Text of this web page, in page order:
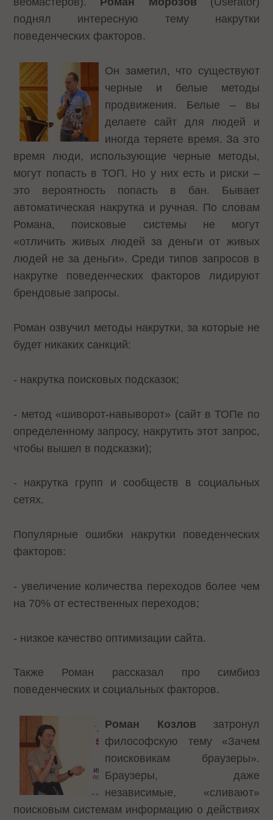
поднял интересную тему накрутки
поведенческих факторов.
Он заметил, что существуют
черные и белые методы
продвижения. Белые – вы
делаете сайт для людей и
иногда теряете время. За это
время люди, использующие черные методы,
могут попасть в ТОП. Но у них есть и риски –
это вероятность попасть в бан. Бывает
автоматическая накрутка и ручная. По словам
Романа, поисковые системы не могут
«отличить живых людей за деньги от живых
людей не за деньги». Среди типов запросов в
накрутке поведенческих факторов лидируют
брендовые запросы.
Роман озвучил методы накрутки, за которые не
будет никаких санкций:
- накрутка поисковых подсказок;
- метод «шиворот-навыворот» (сайт в ТОПе по
определенному запросу, накрутить этот запрос,
чтобы вышел в подсказки);
- накрутка групп и сообществ в социальных
сетях.
Популярные ошибки накрутки поведенческих
факторов:
- увеличение количества переходов более чем
на 70% от естественных переходов;
- низкое качество оптимизации сайта.
Также Роман рассказал про симбиоз
поведенческих и социальных факторов.
Роман Козлов затронул
философскую тему «Зачем
поисковикам браузеры».
Браузеры, даже
независимые, «сливают»
поисковым системам информацию о действиях